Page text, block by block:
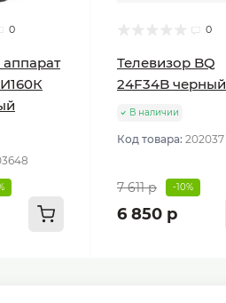
0 0
Телевизор BQ
24F34B черный
В наличии
Код товара: 202037
7 611 р -10%
6 850 р